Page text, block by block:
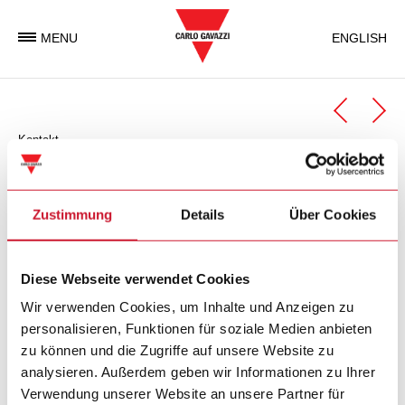
Zustimmung Details Über Cookies
Diese Webseite verwendet Cookies
Wir verwenden Cookies, um Inhalte und Anzeigen zu
personalisieren, Funktionen für soziale Medien anbieten
zu können und die Zugriffe auf unsere Website zu
analysieren. Außerdem geben wir Informationen zu Ihrer
Verwendung unserer Website an unsere Partner für
MENU ENGLISH
Kontakt
Automation Components
Geschäftseinheit Automation Components
Geschäftseinheit der Carlo Gavazzi Gruppe, welche weltweit
elektronische Komponenten entwickelt, produziert und
vermarktet, die in der Industrie- und in
Gebäudeautomatisierung zum Einsatz kommen.
Carlo Gavazzi Automation SpA